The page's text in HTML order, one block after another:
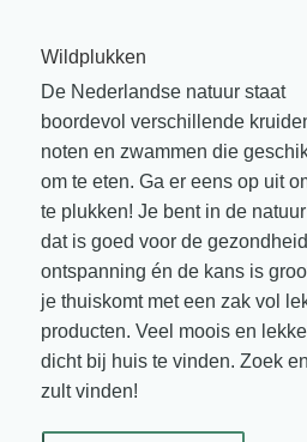
Wildplukken
De Nederlandse natuur staat
boordevol verschillende
noten en zwammen die
om te eten. Ga er eens op uit
te plukken! Je bent in de
dat is goed voor de
ontspanning én de kans is
je thuiskomt met een zak vol
producten. Veel moois en
dicht bij huis te vinden. Zoek
zult vinden!